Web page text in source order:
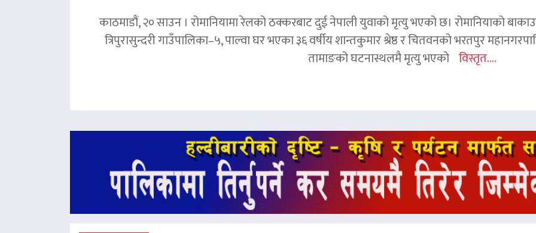
काठमाडौं, २० साउन । रोमानियामा रेलको ठक्करबाट दुई नेपाली युवाको मृत्यु भएको छ। रोमानियाको
त्रिपुरासुन्दरी गाउँपालिका–५, पाल्वा घर भएका ३६ वर्षीय शान्तकुमार श्रेष्ठ र चितवनको भरतपुर
तामाङको घटनास्थलमै मृत्यु भएको विस्तृत....